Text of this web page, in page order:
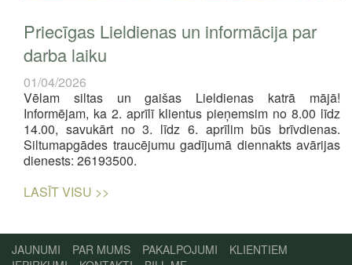
Priecīgas Lieldienas un informācija par
darba laiku
01/04/2026
Vēlam siltas un gaišas Lieldienas katrā mājā!
Informējam, ka 2. aprīlī klientus pieņemsim no 8.00 līdz
14.00, savukārt no 3. līdz 6. aprīlim būs brīvdienas.
Siltumapgādes traucējumu gadījumā diennakts avārijas
dienests: 26193500.
LASĪT VISU >>
JAUNUMI PAR MUMS PAKALPOJUMI
KLIENTIEM